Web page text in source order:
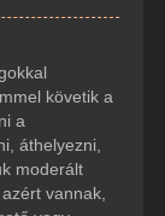
követik a
a
áthelyezni,
moderált
vannak,